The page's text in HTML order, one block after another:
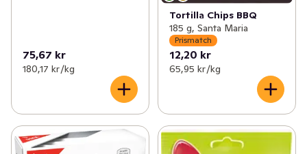
75,67 kr
180,17 kr /kg
Tortilla Chips BBQ
185 g, Santa Maria
Prismatch
12,20 kr
65,95 kr /kg